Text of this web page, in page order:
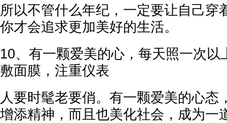
所以不管什么年纪，一定要让自己穿
你才会追求更加美好的生活。
10、有一颗爱美的心，每天照一次以
敷面膜，注重仪表
人要时髦老要俏。有一颗爱美的心态
增添精神，而且也美化社会，成为一